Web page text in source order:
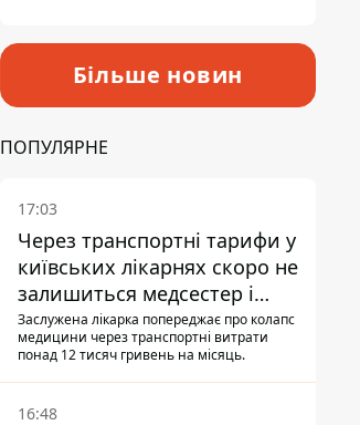
Більше новин
ПОПУЛЯРНЕ
17:03
Через транспортні тарифи у
київських лікарнях скоро не
залишиться медсестер і
санітарок - професор
Голубовська
Заслужена лікарка попереджає про колапс
медицини через транспортні витрати
понад 12 тисяч гривень на місяць.
16:48